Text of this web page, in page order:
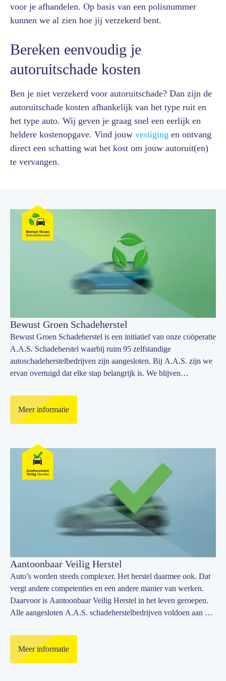
voor je afhandelen. Op basis van een polisnummer
kunnen we al zien hoe jij verzekerd bent.
Bereken eenvoudig je
autoruitschade kosten
Ben je niet verzekerd voor autoruitschade? Dan zijn de
autoruitschade kosten afhankelijk van het type ruit en
het type auto. Wij geven je graag snel een eerlijk en
heldere kostenopgave. Vind jouw vestiging en ontvang
direct een schatting wat het kost om jouw autoruit(en)
te vervangen.
Bewust Groen Schadeherstel
Bewust Groen Schadeherstel is een initiatief van onze coöperatie
A.A.S. Schadeherstel waarbij ruim 95 zelfstandige
autoschadeherstelbedrijven zijn aangesloten. Bij A.A.S. zijn we
ervan overtuigd dat elke stap belangrijk is. We blijven
verduurzamen.
Meer informatie
Aantoonbaar Veilig Herstel
Auto’s worden steeds complexer. Het herstel daarmee ook. Dat
vergt andere competenties en een andere manier van werken.
Daarvoor is Aantoonbaar Veilig Herstel in het leven geroepen.
Alle aangesloten A.A.S. schadeherstelbedrijven voldoen aan de
Meer informatie